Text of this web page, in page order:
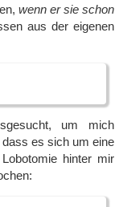
wenn er sie schon
aus der eigenen
um mich
es sich um eine
hinter mir